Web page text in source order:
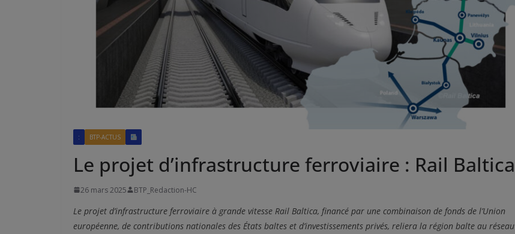
: BTP-ACTUS
Le projet d’infrastructure ferroviaire : Rail Baltica
26 mars 2025 BTP_Redaction-HC
Le projet d’infrastructure ferroviaire à grande vitesse Rail Baltica, financé par une combinaison de fonds de l’Union
européenne, de contributions nationales des États baltes et d’investissements privés, reliera la région balte au réseau